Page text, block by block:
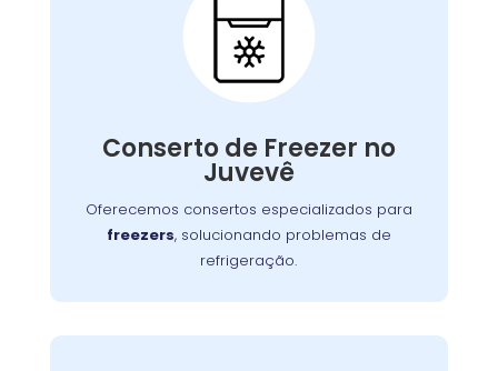
Conserto de Freezer no
Juvevê
Oferecemos consertos especializados para
freezers, solucionando problemas de
refrigeração.
Conserto de Freezer:
Nossos especialistas estão prontos para
ou componentes elétricos, garantindo o
congelamento adequada dos alimentos.